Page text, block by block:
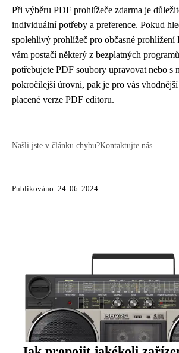
Při výběru PDF prohlížeče zdarma je
individuální potřeby a preference. Pokud
spolehlivý prohlížeč pro občasné prohlížení
vám postačí některý z bezplatných
potřebujete PDF soubory upravovat nebo s
pokročilejší úrovni, pak je pro vás
placené verze PDF editoru.
Našli jste v článku chybu?Kontaktujte nás
Publikováno: 24. 06. 2024